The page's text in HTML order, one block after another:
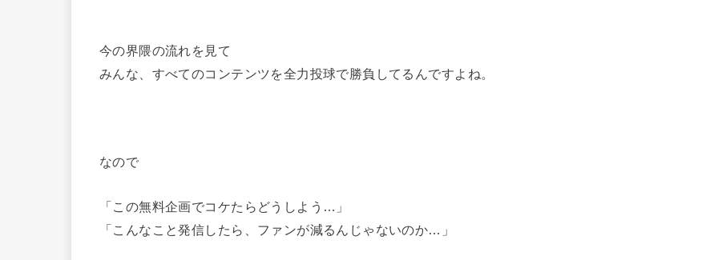
今の界隈の流れを見て
みんな、すべてのコンテンツを全力投球で勝負してるんですよね。
なので
「この無料企画でコケたらどうしよう…」
「こんなこと発信したら、ファンが減るんじゃないのか…」